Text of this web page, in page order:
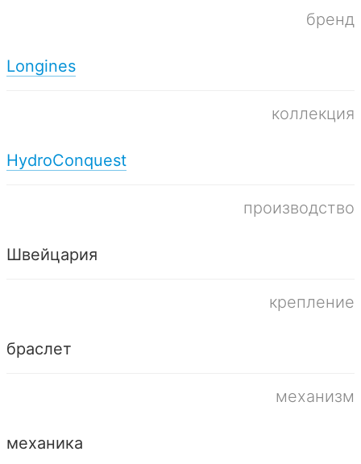
бренд
Longines
коллекция
HydroConquest
производство
Швейцария
крепление
браслет
механизм
механика